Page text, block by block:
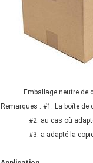
Emballage
Remarques : #1. La boîte
#2. au cas où adapté aux
#3. a adapté la copie